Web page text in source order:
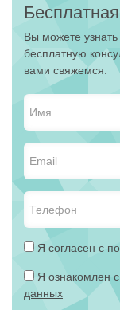
Вы можете
бесплатную
вами свяжемся.
Я согласен с
Я ознакомлен с
данных